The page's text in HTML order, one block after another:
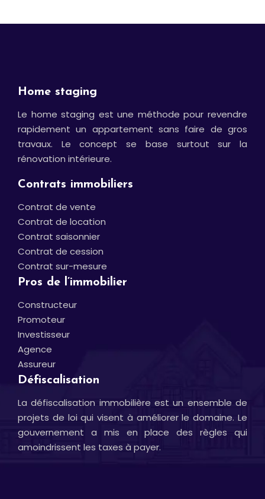
Home staging
Le home staging est une méthode pour revendre
rapidement un appartement sans faire de gros
travaux. Le concept se base surtout sur la
rénovation intérieure.
Contrats immobiliers
Contrat de vente
Contrat de location
Contrat saisonnier
Contrat de cession
Contrat sur-mesure
Pros de l’immobilier
Constructeur
Promoteur
Investisseur
Agence
Assureur
Défiscalisation
La défiscalisation immobilière est un ensemble de
projets de loi qui visent à améliorer le domaine. Le
gouvernement a mis en place des règles qui
amoindrissent les taxes à payer.